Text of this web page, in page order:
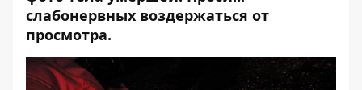
слабонервных воздержаться от
просмотра.